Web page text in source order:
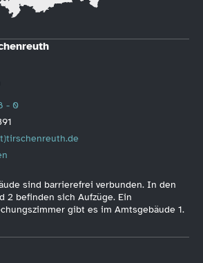
- 0
sind barrierefrei verbunden. In den
2 befinden sich Aufzüge. Ein
gibt es im Amtsgebäude 1.